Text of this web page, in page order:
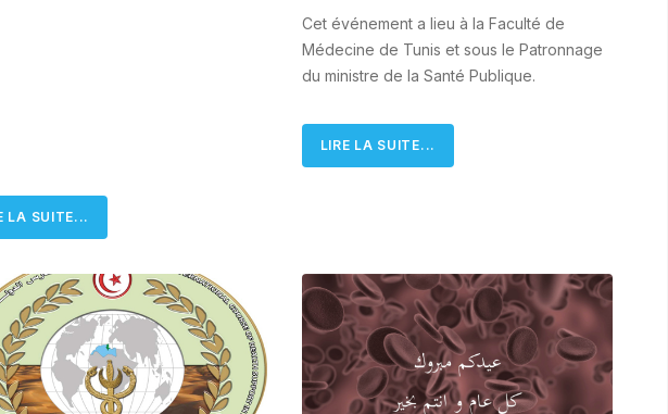
LA SUITE...
Cet événement a lieu à la Faculté de
Médecine de Tunis et sous le Patronnage
du ministre de la Santé Publique.
LIRE LA SUITE...